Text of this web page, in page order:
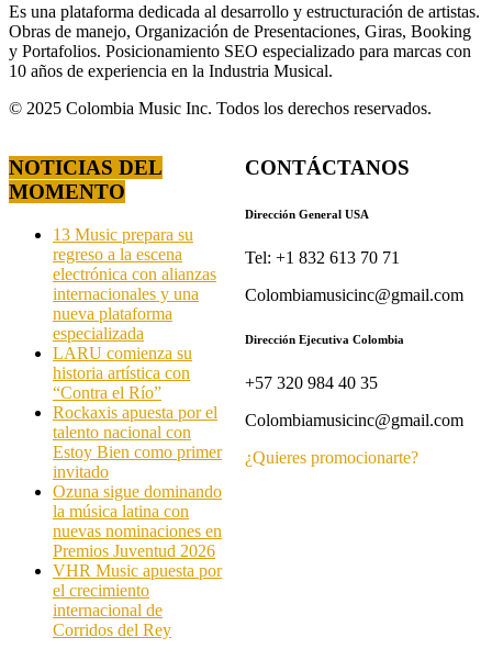
Es una plataforma dedicada al desarrollo y estructuración de artistas.
Obras de manejo, Organización de Presentaciones, Giras, Booking
y Portafolios. Posicionamiento SEO especializado para marcas con
10 años de experiencia en la Industria Musical.
© 2025 Colombia Music Inc. Todos los derechos reservados.
NOTICIAS DEL
MOMENTO
13 Music prepara su
regreso a la escena
electrónica con alianzas
internacionales y una
nueva plataforma
especializada
LARU comienza su
historia artística con
“Contra el Río”
Rockaxis apuesta por el
talento nacional con
Estoy Bien como primer
invitado
Ozuna sigue dominando
la música latina con
nuevas nominaciones en
Premios Juventud 2026
VHR Music apuesta por
el crecimiento
internacional de
Corridos del Rey
CONTÁCTANOS
Dirección General USA
Tel: +1 832 613 70 71
Colombiamusicinc@gmail.com
Dirección Ejecutiva Colombia
+57 320 984 40 35
Colombiamusicinc@gmail.com
¿Quieres promocionarte?